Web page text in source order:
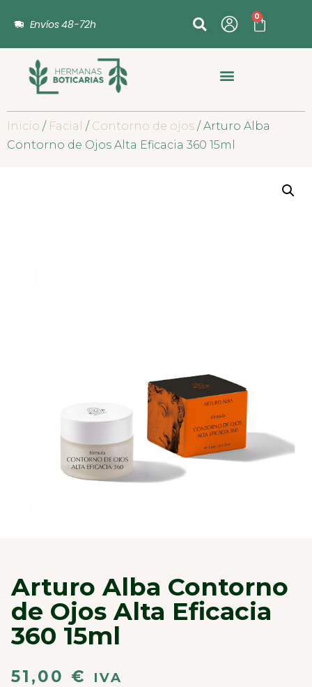
Envíos 48-72h
0
Inicio / Facial / Contorno de ojos / Arturo Alba
Contorno de Ojos Alta Eficacia 360 15ml
Arturo Alba Contorno
de Ojos Alta Eficacia
360 15ml
51,00 € IVA